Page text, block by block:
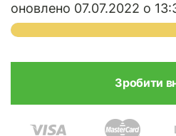
оновлено 07.07.2022 о